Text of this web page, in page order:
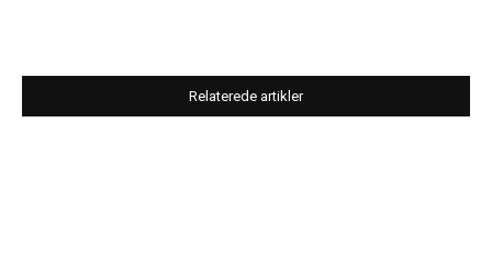
Relaterede artikler